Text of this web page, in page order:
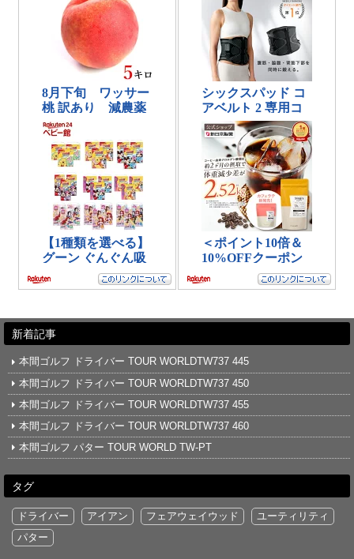
新着記事
本間ゴルフ ドライバー TOUR WORLDTW737 445
本間ゴルフ ドライバー TOUR WORLDTW737 450
本間ゴルフ ドライバー TOUR WORLDTW737 455
本間ゴルフ ドライバー TOUR WORLDTW737 460
本間ゴルフ パター TOUR WORLD TW-PT
タグ
ドライバー アイアン フェアウェイウッド
ユーティリティ
パター